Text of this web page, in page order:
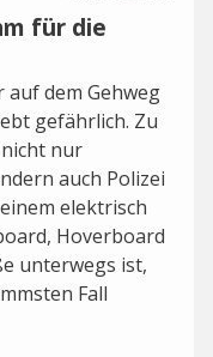
für die
auf dem Gehweg
gefährlich. Zu
nur
auch Polizei
elektrisch
Hoverboard
unterwegs ist,
Fall